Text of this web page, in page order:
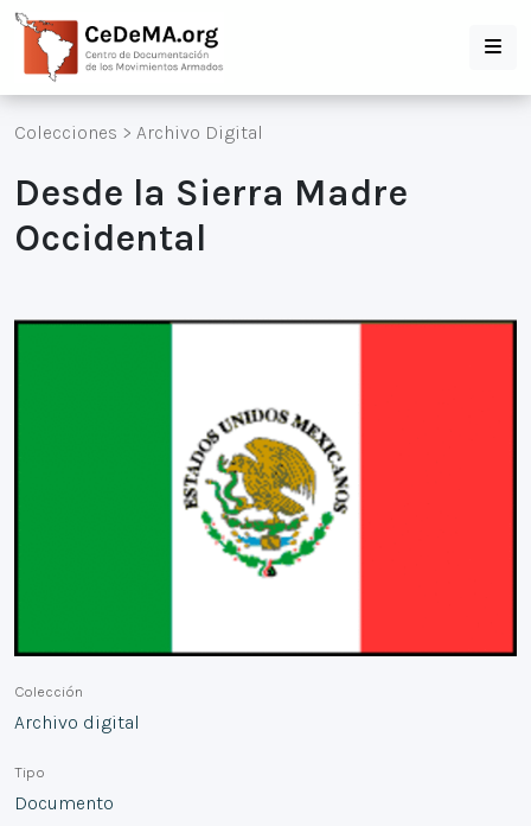
Colecciones > Archivo Digital
Desde la Sierra Madre
Occidental
Colección
Archivo digital
Tipo
Documento